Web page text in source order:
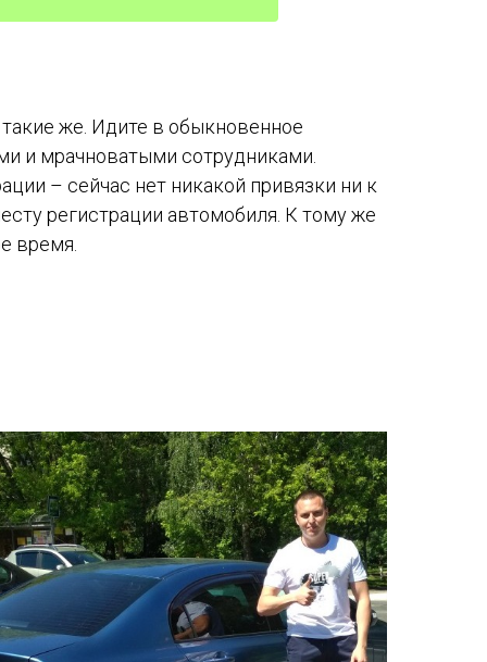
же. Идите в обыкновенное
и мрачноватыми сотрудниками.
– сейчас нет никакой привязки ни к
регистрации автомобиля. К тому же
время.